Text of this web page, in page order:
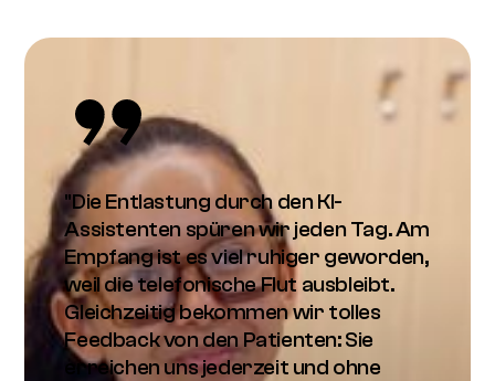
"Die Entlastung durch den KI-
Assistenten spüren wir jeden Tag. Am
Empfang ist es viel ruhiger geworden,
weil die telefonische Flut ausbleibt.
Gleichzeitig bekommen wir tolles
Feedback von den Patienten: Sie
erreichen uns jederzeit und ohne